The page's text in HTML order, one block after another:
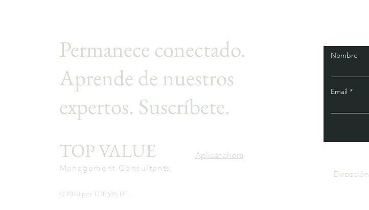
Permanece conectado.
Aprende de nuestros
expertos. Suscríbete.
TOP VALUE
Aplicar ahora
Management Consultants
© 2023 por TOP VALUE
Nombre
Email
Dirección